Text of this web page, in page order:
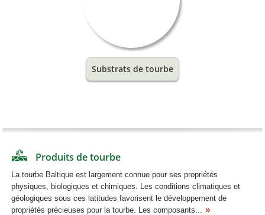
Substrats de tourbe
Produits de tourbe
La tourbe Baltique est largement connue pour ses propriétés
physiques, biologiques et chimiques. Les conditions climatiques et
géologiques sous ces latitudes favorisent le développement de
propriétés précieuses pour la tourbe. Les composants...